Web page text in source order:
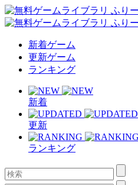
新着ゲーム
更新ゲーム
ランキング
新着
更新
ランキング